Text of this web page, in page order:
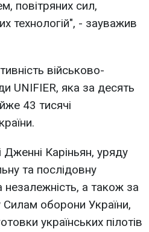
повітряних сил,
технологій", - зауважив
військово-
UNIFIER, яка за десять
43 тисячі
Каріньян, уряду
та послідовну
незалежність, а також за
Силам оборони України,
українських пілотів